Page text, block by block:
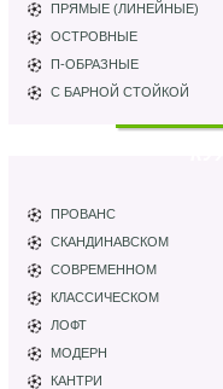
ПРЯМЫЕ (ЛИНЕЙНЫЕ)
ОСТРОВНЫЕ
П-ОБРАЗНЫЕ
С БАРНОЙ СТОЙКОЙ
ПРОВАНС
СКАНДИНАВСКОМ
СОВРЕМЕННОМ
КЛАССИЧЕСКОМ
ЛОФТ
МОДЕРН
КАНТРИ